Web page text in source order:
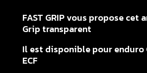
FAST GRIP vous propose cet
Grip transparent
Il est disponible pour enduro
ECF